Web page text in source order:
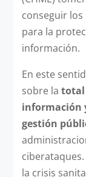
conseguir
para la
información.
En este
sobre la total
información
gestión
la crisis